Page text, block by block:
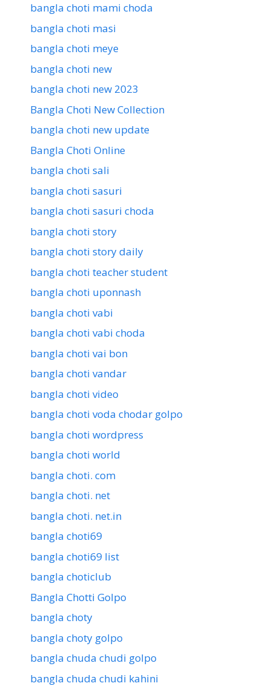
bangla choti mami choda
bangla choti masi
bangla choti meye
bangla choti new
bangla choti new 2023
Bangla Choti New Collection
bangla choti new update
Bangla Choti Online
bangla choti sali
bangla choti sasuri
bangla choti sasuri choda
bangla choti story
bangla choti story daily
bangla choti teacher student
bangla choti uponnash
bangla choti vabi
bangla choti vabi choda
bangla choti vai bon
bangla choti vandar
bangla choti video
bangla choti voda chodar golpo
bangla choti wordpress
bangla choti world
bangla choti. com
bangla choti. net
bangla choti. net.in
bangla choti69
bangla choti69 list
bangla choticlub
Bangla Chotti Golpo
bangla choty
bangla choty golpo
bangla chuda chudi golpo
bangla chuda chudi kahini